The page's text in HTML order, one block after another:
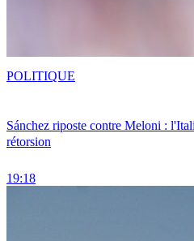
Sánchez riposte contre Meloni :
rétorsion
19:18
POLITIQUE